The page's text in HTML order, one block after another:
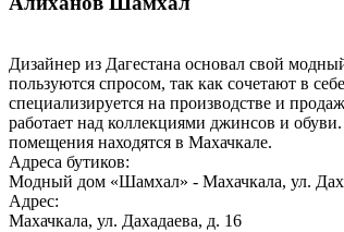
Дизайнер из Дагестана основал свой
пользуются спросом, так как сочетают в
специализируется на производстве и
работает над коллекциями джинсов и
помещения находятся в Махачкале.
Адреса бутиков:
Модный дом «Шамхал» - Махачкала, ул.
Адрес:
Махачкала, ул. Дахадаева, д. 16